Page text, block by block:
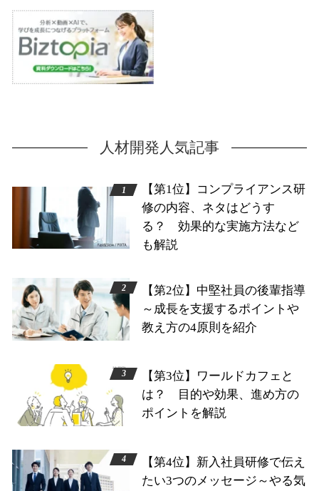
人材開発人気記事
【第1位】コンプライアンス研
修の内容、ネタはどうす
る？ 効果的な実施方法など
も解説
【第2位】中堅社員の後輩指導
～成長を支援するポイントや
教え方の4原則を紹介
【第3位】ワールドカフェと
は？ 目的や効果、進め方の
ポイントを解説
【第4位】新入社員研修で伝え
たい3つのメッセージ～やる気